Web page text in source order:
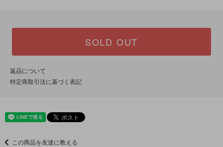
SOLD OUT
返品について
特定商取引法に基づく表記
この商品を友達に教える